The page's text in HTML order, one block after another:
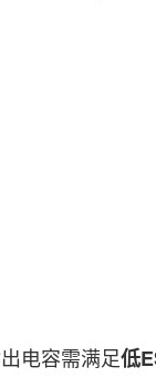
电容需满足低